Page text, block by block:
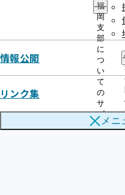
福
岡
支
部
に
つ
い
て
の
サ
ブ
メ
情報公開
リンク集
メニ
令和6年度 第1回福岡支
令和06年07月23日開催
開催案内
議事録